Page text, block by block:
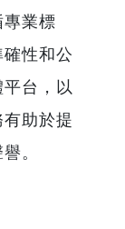
業標
性和公
台，以
助於提
。